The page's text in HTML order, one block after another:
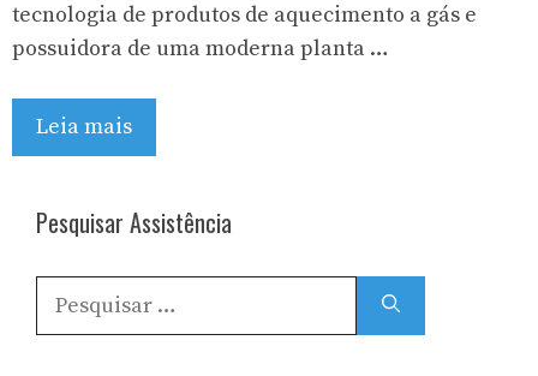
tecnologia de produtos de aquecimento a gás e
possuidora de uma moderna planta …
Leia mais
Pesquisar Assistência
Pesquisar
por: